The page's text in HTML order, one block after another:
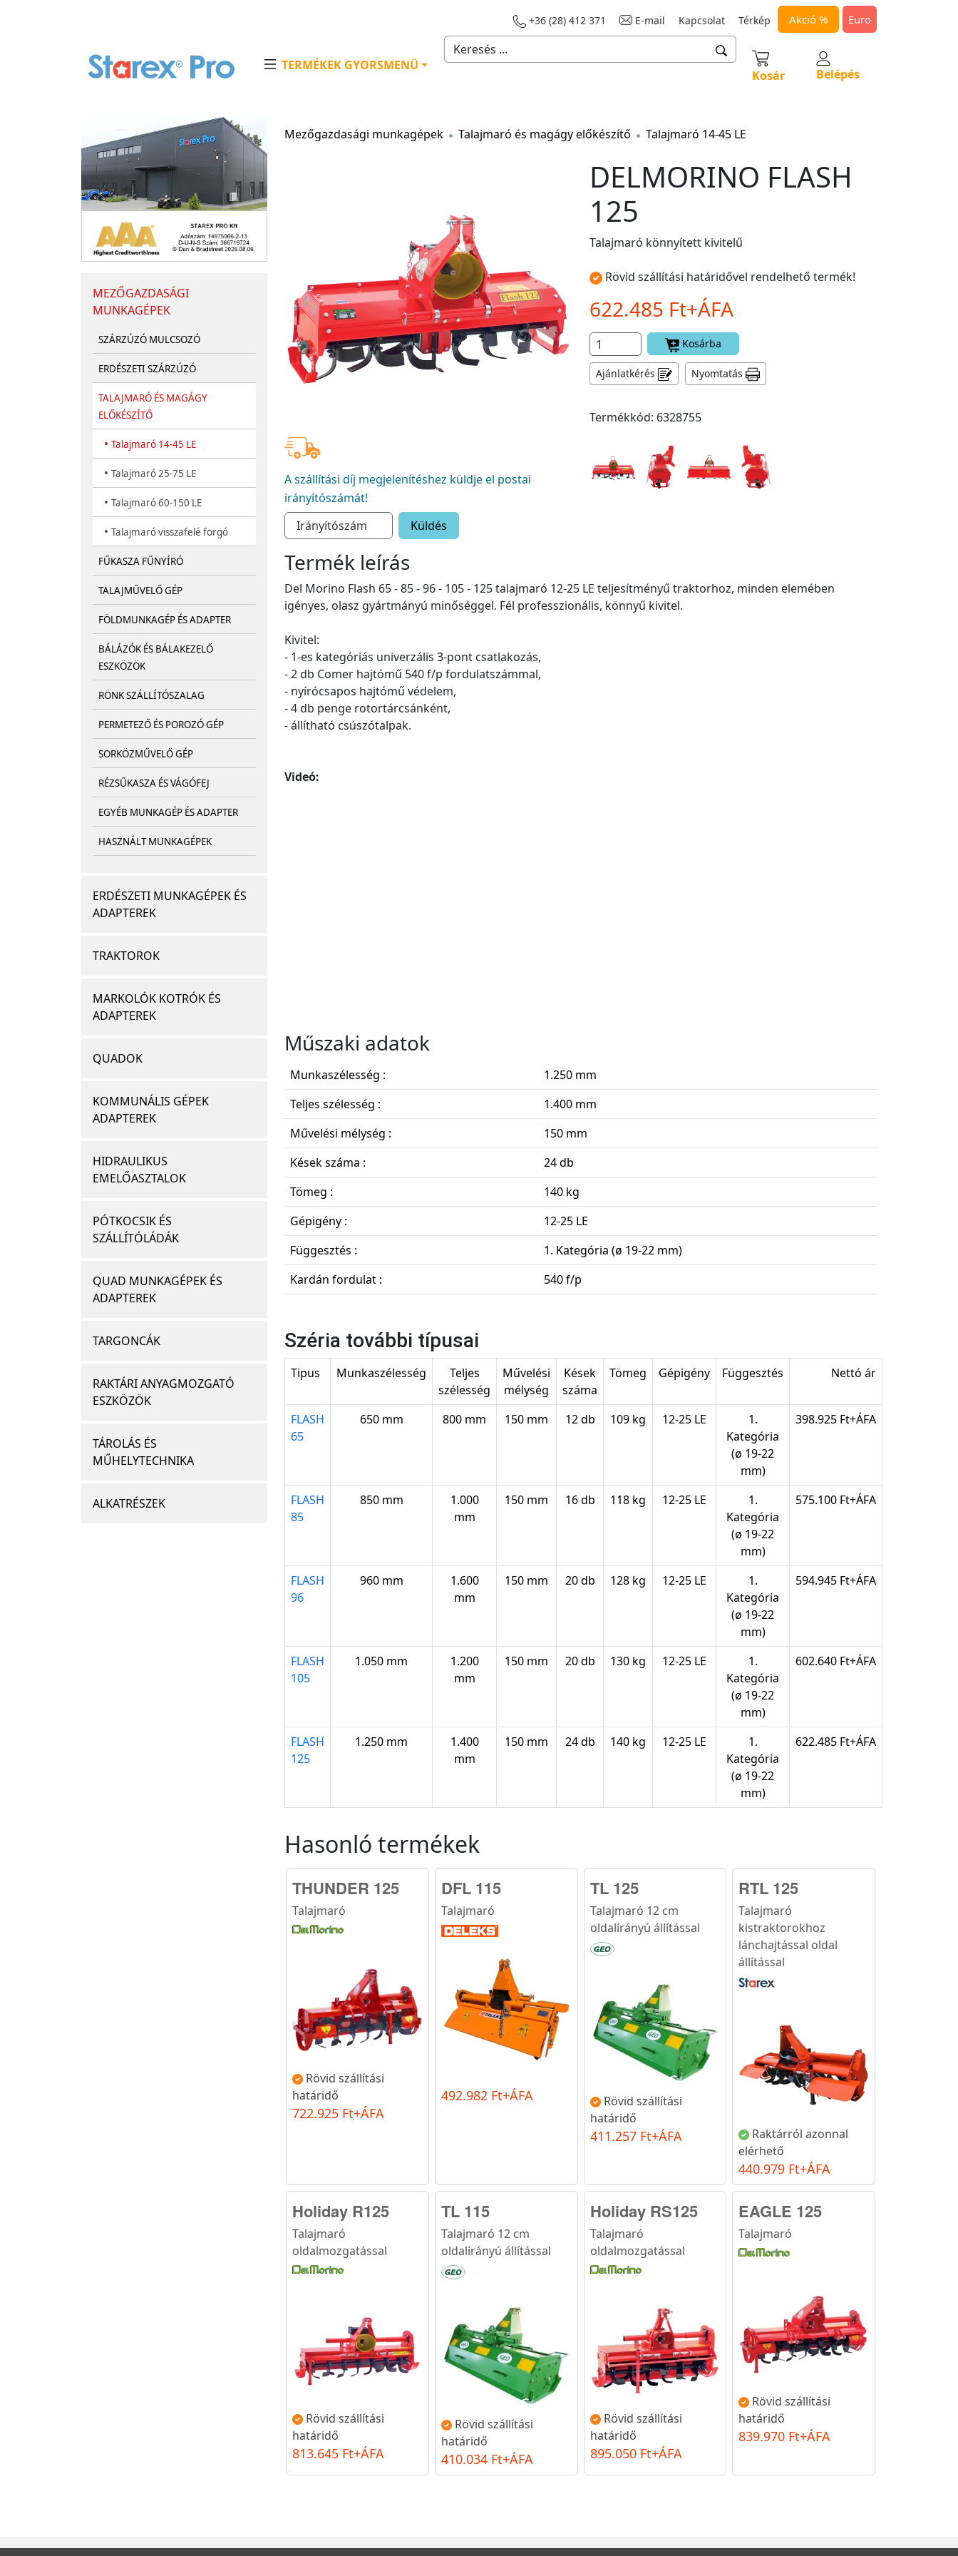
+36 (28) 412 371 E-mail Kapcsolat Térkép Akció % Euro
TERMÉKEK GYORSMENÜ
Kosár Belépés
MEZŐGAZDASÁGI
MUNKAGÉPEK
SZÁRZÚZÓ MULCSOZÓ
ERDÉSZETI SZÁRZÚZÓ
TALAJMARÓ ÉS MAGÁGY
ELŐKÉSZÍTŐ
• Talajmaró 14-45 LE
• Talajmaró 25-75 LE
• Talajmaró 60-150 LE
• Talajmaró visszafelé forgó
FŰKASZA FŰNYÍRÓ
TALAJMŰVELŐ GÉP
FÖLDMUNKAGÉP ÉS ADAPTER
BÁLÁZÓK ÉS BÁLAKEZELŐ
ESZKÖZÖK
RÖNK SZÁLLÍTÓSZALAG
PERMETEZŐ ÉS POROZÓ GÉP
SORKÖZMŰVELŐ GÉP
RÉZSŰKASZA ÉS VÁGÓFEJ
EGYÉB MUNKAGÉP ÉS ADAPTER
HASZNÁLT MUNKAGÉPEK
ERDÉSZETI MUNKAGÉPEK ÉS
ADAPTEREK
TRAKTOROK
MARKOLÓK KOTRÓK ÉS
ADAPTEREK
QUADOK
KOMMUNÁLIS GÉPEK
ADAPTEREK
HIDRAULIKUS
EMELŐASZTALOK
PÓTKOCSIK ÉS
SZÁLLÍTÓLÁDÁK
QUAD MUNKAGÉPEK ÉS
ADAPTEREK
TARGONCÁK
RAKTÁRI ANYAGMOZGATÓ
ESZKÖZÖK
TÁROLÁS ÉS
MŰHELYTECHNIKA
ALKATRÉSZEK
Mezőgazdasági munkagépek Talajmaró és magágy előkészítő Talajmaró 14-45 LE
A szállítási díj megjelenítéshez küldje el postai
irányítószámát!
Küldés
DELMORINO FLASH
125
Talajmaró könnyített kivitelű
Rövid szállítási határidővel rendelhető termék!
622.485 Ft+ÁFA
Kosárba
Ajánlatkérés Nyomtatás
Termékkód: 6328755
Termék leírás
Del Morino Flash 65 - 85 - 96 - 105 - 125 talajmaró 12-25 LE teljesítményű traktorhoz, minden elemében
igényes, olasz gyártmányú minőséggel. Fél professzionális, könnyű kivitel.
Kivitel:
- 1-es kategóriás univerzális 3-pont csatlakozás,
- 2 db Comer hajtómű 540 f/p fordulatszámmal,
- nyírócsapos hajtómű védelem,
- 4 db penge rotortárcsánként,
- állítható csúszótalpak.
Videó:
Műszaki adatok
Munkaszélesség :
1.250 mm
Teljes szélesség :
1.400 mm
Művelési mélység :
150 mm
Kések száma :
24 db
Tömeg :
140 kg
Gépigény :
12-25 LE
Függesztés :
1. Kategória (ø 19-22 mm)
Kardán fordulat :
540 f/p
Széria további típusai
Tipus Munkaszélesség
Teljes
szélesség
Művelési
mélység
Kések
száma
Tömeg Gépigény Függesztés Nettó ár
FLASH
65
650 mm 800 mm 150 mm 12 db 109 kg 12-25 LE
1.
Kategória
(ø 19-22
mm)
398.925 Ft+ÁFA
FLASH
85
850 mm
1.000
mm
150 mm 16 db 118 kg 12-25 LE
1.
Kategória
(ø 19-22
mm)
575.100 Ft+ÁFA
FLASH
96
960 mm
1.600
mm
150 mm 20 db 128 kg 12-25 LE
1.
Kategória
(ø 19-22
mm)
594.945 Ft+ÁFA
FLASH
105
1.050 mm
1.200
mm
150 mm 20 db 130 kg 12-25 LE
1.
Kategória
(ø 19-22
mm)
602.640 Ft+ÁFA
FLASH
125
1.250 mm
1.400
mm
150 mm 24 db 140 kg 12-25 LE
1.
Kategória
(ø 19-22
mm)
622.485 Ft+ÁFA
Hasonló termékek
THUNDER 125
Talajmaró
Rövid szállítási
határidő
722.925 Ft+ÁFA
DFL 115
Talajmaró
492.982 Ft+ÁFA
TL 125
Talajmaró 12 cm
oldalírányú állítással
Rövid szállítási
határidő
411.257 Ft+ÁFA
RTL 125
Talajmaró
kistraktorokhoz
lánchajtással oldal
állítással
Raktárról azonnal
elérhető
440.979 Ft+ÁFA
Holiday R125
Talajmaró
oldalmozgatással
Rövid szállítási
határidő
813.645 Ft+ÁFA
TL 115
Talajmaró 12 cm
oldalírányú állítással
Rövid szállítási
határidő
410.034 Ft+ÁFA
Holiday RS125
Talajmaró
oldalmozgatással
Rövid szállítási
határidő
895.050 Ft+ÁFA
EAGLE 125
Talajmaró
Rövid szállítási
határidő
839.970 Ft+ÁFA